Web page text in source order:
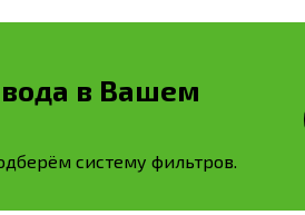
вода в Вашем
систему фильтров.